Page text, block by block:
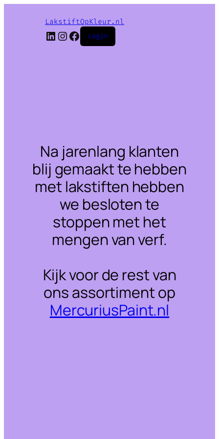
LakstiftOpKleur.nl
LinkedIn
Instagram
Facebook
Login
Na jarenlang klanten
blij gemaakt te hebben
met lakstiften hebben
we besloten te
stoppen met het
mengen van verf.
Kijk voor de rest van
ons assortiment op
MercuriusPaint.nl